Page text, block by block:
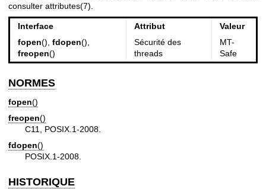
consulter attributes(7)
Interface Attribut
Valeur
fopen(), fdopen(),
freopen()
Sécurité des
threads
MT-
Safe
NORMES
fopen()
freopen()
C11, POSIX.1-2008.
fdopen()
POSIX.1-2008.
HISTORIQUE